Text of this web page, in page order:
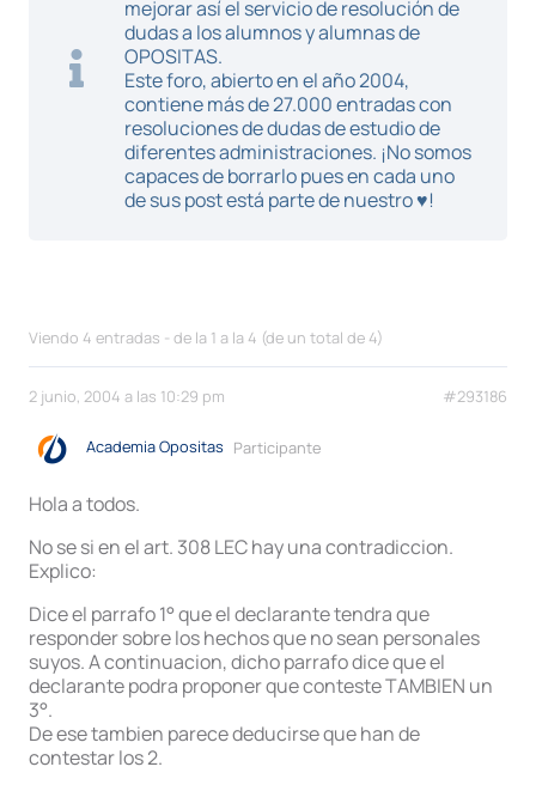
mejorar así el servicio de resolución de
dudas a los alumnos y alumnas de
OPOSITAS.
Este foro, abierto en el año 2004,
contiene más de 27.000 entradas con
resoluciones de dudas de estudio de
diferentes administraciones. ¡No somos
capaces de borrarlo pues en cada uno
de sus post está parte de nuestro ♥!
Viendo 4 entradas - de la 1 a la 4 (de un total de 4)
2 junio, 2004 a las 10:29 pm #293186
Academia Opositas Participante
Hola a todos.
No se si en el art. 308 LEC hay una contradiccion.
Explico:
Dice el parrafo 1° que el declarante tendra que
responder sobre los hechos que no sean personales
suyos. A continuacion, dicho parrafo dice que el
declarante podra proponer que conteste TAMBIEN un
3°.
De ese tambien parece deducirse que han de
contestar los 2.